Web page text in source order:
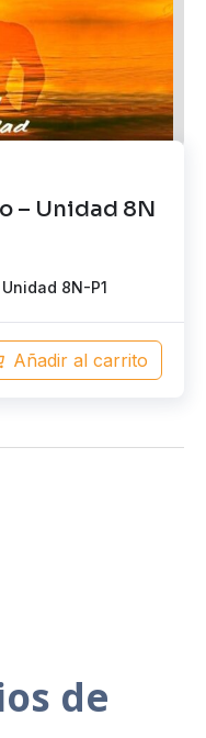
– Unidad 8N
8N-P1
Añadir al carrito
de